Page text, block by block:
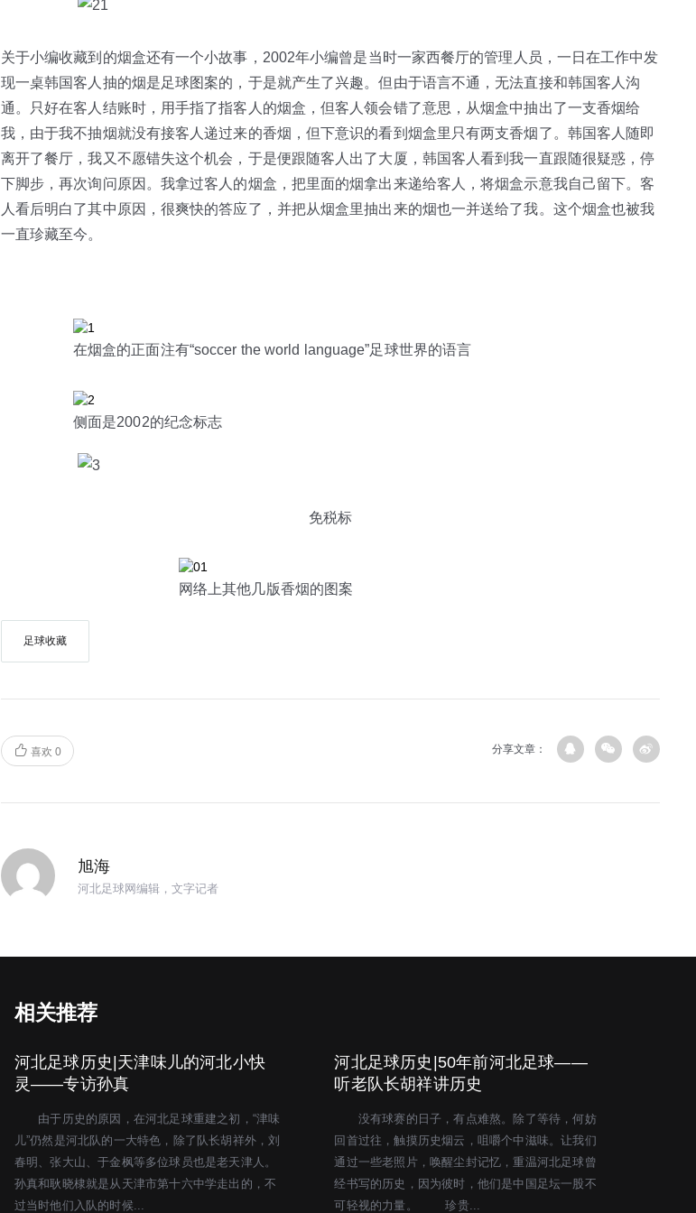
关于小编收藏到的烟盒还有一个小故事，2002年小编曾是当时一家西餐厅的管理人员，一日在工作中发
现一桌韩国客人抽的烟是足球图案的，于是就产生了兴趣。但由于语言不通，无法直接和韩国客人沟
通。只好在客人结账时，用手指了指客人的烟盒，但客人领会错了意思，从烟盒中抽出了一支香烟给
我，由于我不抽烟就没有接客人递过来的香烟，但下意识的看到烟盒里只有两支香烟了。韩国客人随即
离开了餐厅，我又不愿错失这个机会，于是便跟随客人出了大厦，韩国客人看到我一直跟随很疑惑，停
下脚步，再次询问原因。我拿过客人的烟盒，把里面的烟拿出来递给客人，将烟盒示意我自己留下。客
人看后明白了其中原因，很爽快的答应了，并把从烟盒里抽出来的烟也一并送给了我。这个烟盒也被我
一直珍藏至今。
在烟盒的正面注有“soccer the world language”足球世界的语言
侧面是2002的纪念标志
免税标
网络上其他几版香烟的图案
足球收藏
喜欢0 分享文章：
旭海
河北足球网编辑，文字记者
相关推荐
河北足球历史|天津味儿的河北小快
灵——专访孙真
由于历史的原因，在河北足球重建之初，“津味
儿”仍然是河北队的一大特色，除了队长胡祥外，刘
春明、张大山、于金枫等多位球员也是老天津人。
孙真和耿晓棣就是从天津市第十六中学走出的，不
过当时他们入队的时候...
河北足球历史|50年前河北足球——
听老队长胡祥讲历史
没有球赛的日子，有点难熬。除了等待，何妨
回首过往，触摸历史烟云，咀嚼个中滋味。让我们
通过一些老照片，唤醒尘封记忆，重温河北足球曾
经书写的历史，因为彼时，他们是中国足坛一股不
可轻视的力量。 珍贵...